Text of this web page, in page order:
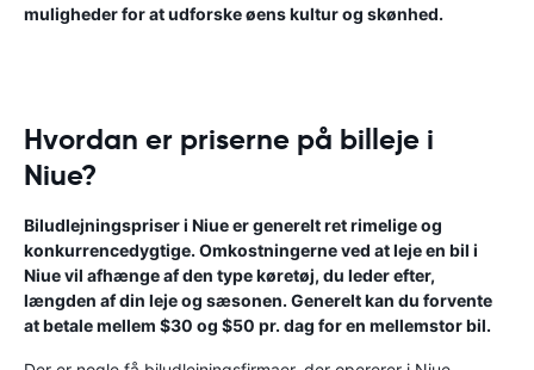
muligheder for at udforske øens kultur og skønhed.
Hvordan er priserne på billeje i
Niue?
Biludlejningspriser i Niue er generelt ret rimelige og
konkurrencedygtige. Omkostningerne ved at leje en bil i
Niue vil afhænge af den type køretøj, du leder efter,
længden af ​​din leje og sæsonen. Generelt kan du forvente
at betale mellem $30 og $50 pr. dag for en mellemstor bil.